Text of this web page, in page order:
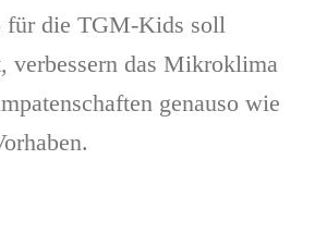
für die TGM-Kids soll
verbessern das Mikroklima
genauso wie